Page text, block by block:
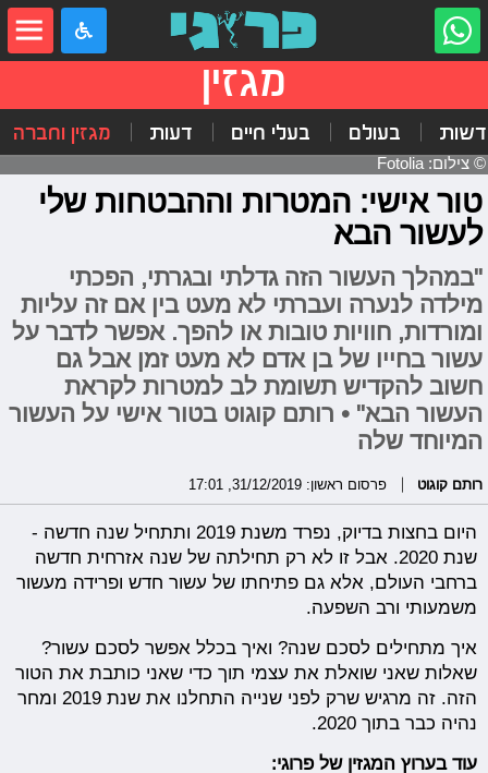
מגזין
בעולם בעלי חיים דעות מגזין וחברה
© צילום: Fotolia
טור אישי: המטרות וההבטחות שלי
לעשור הבא
"במהלך העשור הזה גדלתי ובגרתי, הפכתי
מילדה לנערה ועברתי לא מעט בין אם זה עליות
ומורדות, חוויות טובות או להפך. אפשר לדבר על
עשור בחייו של בן אדם לא מעט זמן אבל גם
חשוב להקדיש תשומת לב למטרות לקראת
העשור הבא" • רותם קוגוט בטור אישי על העשור
המיוחד שלה
רותם קוגוט פרסום ראשון: 31/12/2019, 17:01
היום בחצות בדיוק, נפרד משנת 2019 ותתחיל שנה חדשה -
שנת 2020. אבל זו לא רק תחילתה של שנה אזרחית חדשה
ברחבי העולם, אלא גם פתיחתו של עשור חדש ופרידה מעשור
משמעותי ורב השפעה.
איך מתחילים לסכם שנה? ואיך בכלל אפשר לסכם עשור?
שאלות שאני שואלת את עצמי תוך כדי שאני כותבת את הטור
הזה. זה מרגיש שרק לפני שנייה התחלנו את שנת 2019 ומחר
נהיה כבר בתוך 2020.
עוד בערוץ המגזין של פרוגי: